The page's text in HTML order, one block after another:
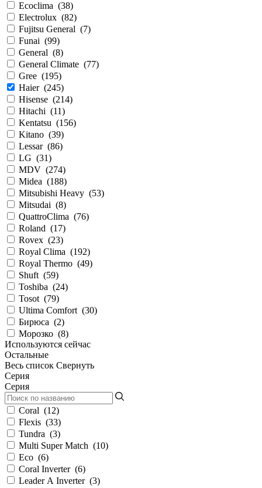
Ecoclima (38)
Electrolux (82)
Fujitsu General (7)
Funai (99)
General (8)
General Climate (77)
Gree (195)
Haier (245)
Hisense (214)
Hitachi (11)
Kentatsu (156)
Kitano (39)
Lessar (86)
LG (31)
MDV (274)
Midea (188)
Mitsubishi Heavy (53)
Mitsudai (8)
QuattroClima (76)
Roland (17)
Rovex (23)
Royal Clima (192)
Royal Thermo (49)
Shuft (59)
Toshiba (24)
Tosot (79)
Ultima Comfort (30)
Бирюса (2)
Морозко (8)
Используются сейчас
Остальные
Весь список Свернуть
Серия
Серия
Coral (12)
Flexis (33)
Tundra (3)
Multi Super Match (10)
Eco (6)
Coral Inverter (6)
Leader А Inverter (3)